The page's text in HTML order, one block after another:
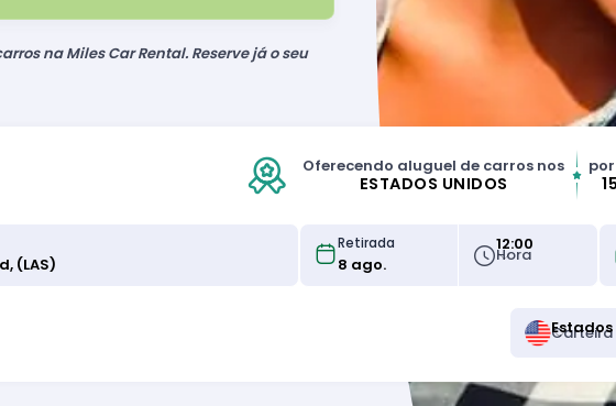
na Miles Car Rental. Reserve já o seu
Oferecendo aluguel de carros nos
ESTADOS UNIDOS
Retirada
Hora
12:00